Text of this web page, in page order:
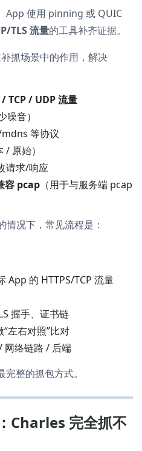
App 使用 pinning 或 QUIC
TLS 流量的工具补齐证据。
抓场景中的作用，解决
TCP / UDP 流量
噪音）
mdns 等协议
原始）
请求/响应
容 pcap （用于与服务端 pcap
况下，常见流程是：
App 的 HTTPS/TCP 流量
握手、证书链
左右对照”比对
网络链路 / 后端
整的抓包方式。
Charles 完全抓不